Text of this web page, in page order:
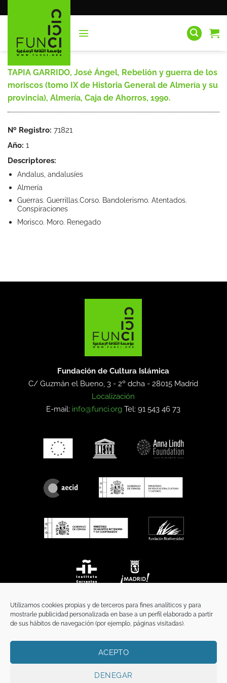
Utilizamos cookies propias y de terceros para fines analíticos y para
mostrarle publicidad personalizada en base a un perfil elaborado a partir
de sus hábitos de navegación (por ejemplo, páginas visitadas).
ACEPTO
DENEGAR
al
TAPIA GARRIDO, José Ángel, Rebelión y guerra de los
moriscos (tomo IX de Historia General de Almería y su
provincia), Almería, Caja de Ahorros, 1990.
Nº Registro: 71821
Año: 1
Descriptores:
Andalus, andalusíes
Almería
Guerras. Guerrillas.Corso. Bandolerismo. Atentados.
Conspiraciones
Morisco. Moro. Renegado
Fundación de Cultura Islámica
C/ Guzmán el Bueno, 3 - 2º dcha -28015 Madrid
Localización
E-mail: info@funci.org Tel: 91 543 46 73
TÉRMINOS Y CONDICIONES